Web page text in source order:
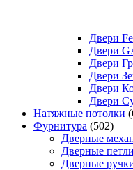
Двери
Двери
Двери
Двери
Двери
Двери
Натяжные потолки
Фурнитура (502)
Дверные
Дверные петли
Дверные